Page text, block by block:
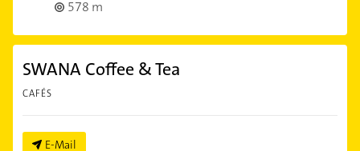
578 m
SWANA Coffee & Tea
CAFÉS
E-Mail